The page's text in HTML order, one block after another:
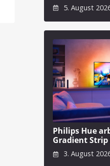
5. August
Philips Hue
Gradient
3. August